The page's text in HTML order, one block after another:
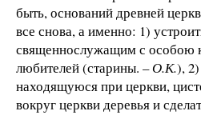
быть, оснований древней
все снова, а именно: 1)
священнослужащим с особою
любителей (старины. –О.К.),
находящуюся при церкви,
вокруг церкви деревья и